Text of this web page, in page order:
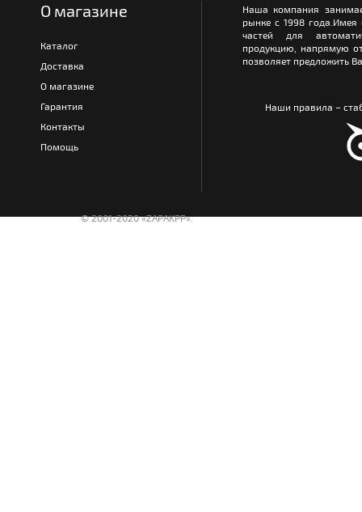
О магазине
Каталог
Доставка
О магазине
Гарантия
Контакты
Помощь
Наша компания
рынке с 1998
частей для
продукцию, напрямую
позволяет предложить
Наши правила –
© 2001-2020 «ZAPAKPP».